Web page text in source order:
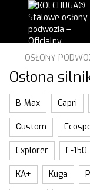
OSŁONY
Osłona
B-Max Capri
Сustom
Explorer F-150
KA+ Kuga